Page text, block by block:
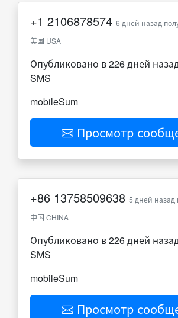
+1 2106878574 6 дней назад
美国 USA
Опубликовано в 226 дней
SMS
mobileSum
Просмотр
+86 13758509638 5 дней назад
中国 CHINA
Опубликовано в 226 дней
SMS
mobileSum
Просмотр